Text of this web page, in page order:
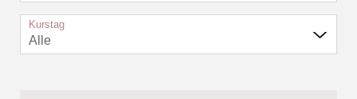
Kurstag
Alle